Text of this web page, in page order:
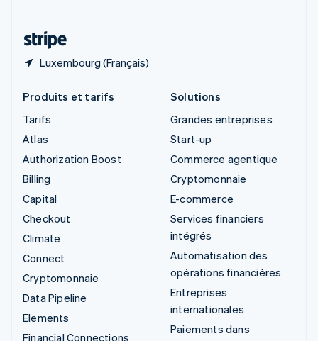
Luxembourg (Français)
Produits et tarifs
Tarifs
Atlas
Authorization Boost
Billing
Capital
Checkout
Climate
Connect
Cryptomonnaie
Data Pipeline
Elements
Financial Connections
Solutions
Grandes entreprises
Start-up
Commerce agentique
Cryptomonnaie
E-commerce
Services financiers
intégrés
Automatisation des
opérations financières
Entreprises
internationales
Paiements dans